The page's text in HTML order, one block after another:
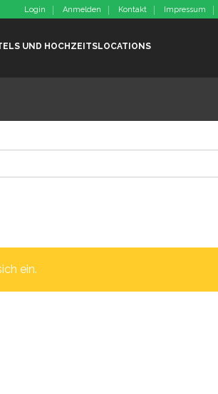
Login Anmelden Kontakt Impressum
UND HOCHZEITSLOCATIONS
ein.